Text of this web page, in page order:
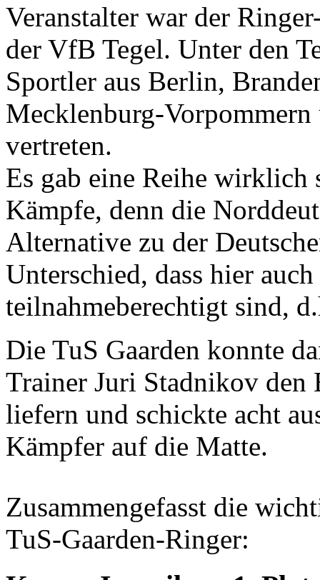
Veranstalter war der
der VfB Tegel. Unter den
Sportler aus Berlin,
Mecklenburg-
vertreten.
Es gab eine Reihe wirklich
Kämpfe, denn die
Alternative zu der
Unterschied, dass hier
teilnahmeberechtigt sind,
Die TuS Gaarden konnte
Trainer Juri Stadnikov den
liefern und schickte acht
Kämpfer auf die Matte.
Zusammengefasst die
TuS-Gaarden-Ringer: